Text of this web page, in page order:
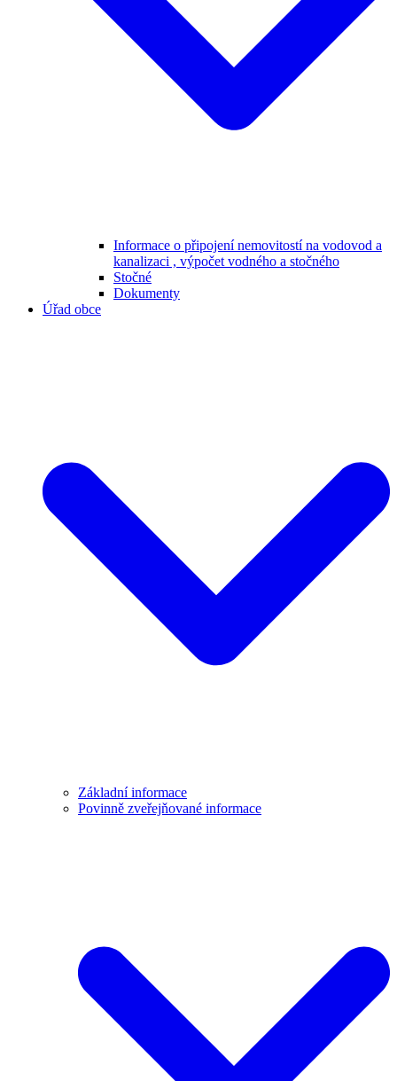
Informace o připojení nemovitostí na vodovod a
kanalizaci , výpočet vodného a stočného
Stočné
Dokumenty
Úřad obce
Základní informace
Povinně zveřejňované informace